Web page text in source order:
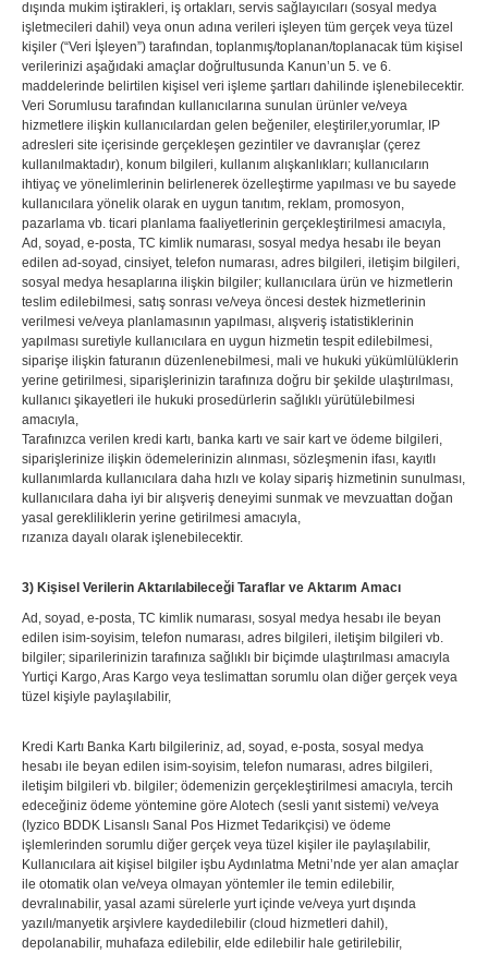
dışında mukim iştirakleri, iş ortakları, servis sağlayıcıları (sosyal medya
işletmecileri dahil) veya onun adına verileri işleyen tüm gerçek veya tüzel
kişiler (“Veri İşleyen”) tarafından, toplanmış/toplanan/toplanacak tüm kişisel
verilerinizi aşağıdaki amaçlar doğrultusunda Kanun’un 5. ve 6.
maddelerinde belirtilen kişisel veri işleme şartları dahilinde işlenebilecektir.
Veri Sorumlusu tarafından kullanıcılarına sunulan ürünler ve/veya
hizmetlere ilişkin kullanıcılardan gelen beğeniler, eleştiriler,yorumlar, IP
adresleri site içerisinde gerçekleşen gezintiler ve davranışlar (çerez
kullanılmaktadır), konum bilgileri, kullanım alışkanlıkları; kullanıcıların
ihtiyaç ve yönelimlerinin belirlenerek özelleştirme yapılması ve bu sayede
kullanıcılara yönelik olarak en uygun tanıtım, reklam, promosyon,
pazarlama vb. ticari planlama faaliyetlerinin gerçekleştirilmesi amacıyla,
Ad, soyad, e-posta, TC kimlik numarası, sosyal medya hesabı ile beyan
edilen ad-soyad, cinsiyet, telefon numarası, adres bilgileri, iletişim bilgileri,
sosyal medya hesaplarına ilişkin bilgiler; kullanıcılara ürün ve hizmetlerin
teslim edilebilmesi, satış sonrası ve/veya öncesi destek hizmetlerinin
verilmesi ve/veya planlamasının yapılması, alışveriş istatistiklerinin
yapılması suretiyle kullanıcılara en uygun hizmetin tespit edilebilmesi,
siparişe ilişkin faturanın düzenlenebilmesi, mali ve hukuki yükümlülüklerin
yerine getirilmesi, siparişlerinizin tarafınıza doğru bir şekilde ulaştırılması,
kullanıcı şikayetleri ile hukuki prosedürlerin sağlıklı yürütülebilmesi
amacıyla,
Tarafınızca verilen kredi kartı, banka kartı ve sair kart ve ödeme bilgileri,
siparişlerinize ilişkin ödemelerinizin alınması, sözleşmenin ifası, kayıtlı
kullanımlarda kullanıcılara daha hızlı ve kolay sipariş hizmetinin sunulması,
kullanıcılara daha iyi bir alışveriş deneyimi sunmak ve mevzuattan doğan
yasal gerekliliklerin yerine getirilmesi amacıyla,
rızanıza dayalı olarak işlenebilecektir.
3) Kişisel Verilerin Aktarılabileceği Taraflar ve Aktarım Amacı
Ad, soyad, e-posta, TC kimlik numarası, sosyal medya hesabı ile beyan
edilen isim-soyisim, telefon numarası, adres bilgileri, iletişim bilgileri vb.
bilgiler; siparilerinizin tarafınıza sağlıklı bir biçimde ulaştırılması amacıyla
Yurtiçi Kargo, Aras Kargo veya teslimattan sorumlu olan diğer gerçek veya
tüzel kişiyle paylaşılabilir,
Kredi Kartı Banka Kartı bilgileriniz, ad, soyad, e-posta, sosyal medya
hesabı ile beyan edilen isim-soyisim, telefon numarası, adres bilgileri,
iletişim bilgileri vb. bilgiler; ödemenizin gerçekleştirilmesi amacıyla, tercih
edeceğiniz ödeme yöntemine göre Alotech (sesli yanıt sistemi) ve/veya
(Iyzico BDDK Lisanslı Sanal Pos Hizmet Tedarikçisi) ve ödeme
işlemlerinden sorumlu diğer gerçek veya tüzel kişiler ile paylaşılabilir,
Kullanıcılara ait kişisel bilgiler işbu Aydınlatma Metni’nde yer alan amaçlar
ile otomatik olan ve/veya olmayan yöntemler ile temin edilebilir,
devralınabilir, yasal azami sürelerle yurt içinde ve/veya yurt dışında
yazılı/manyetik arşivlere kaydedilebilir (cloud hizmetleri dahil),
depolanabilir, muhafaza edilebilir, elde edilebilir hale getirilebilir,